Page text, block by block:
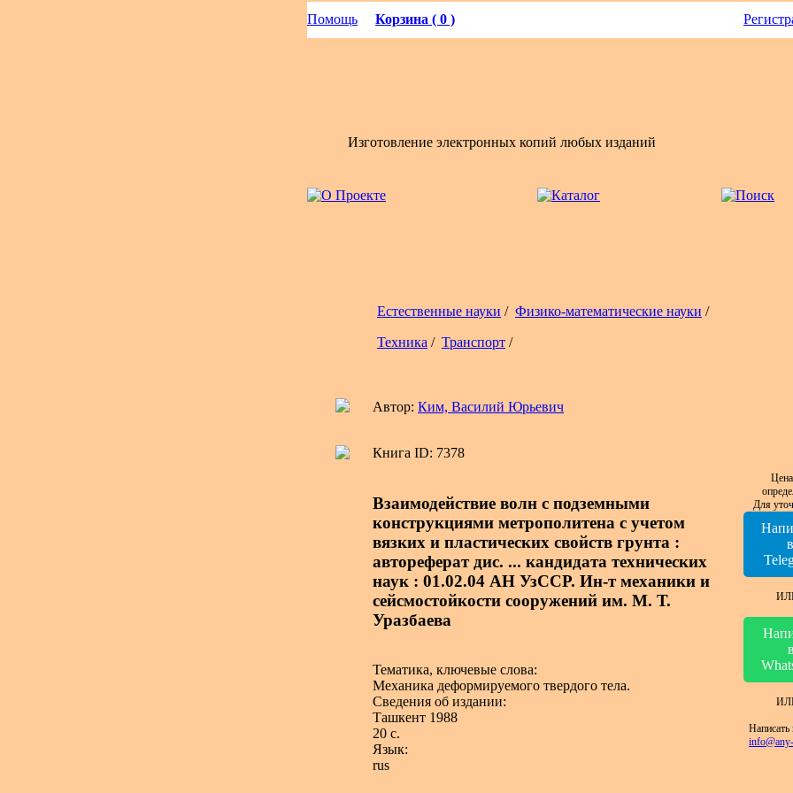
Помощь Корзина ( 0 )
Изготовление электронных копий любых изданий
Естественные науки / Физико-математические науки /
Техника / Транспорт /
Автор: Ким, Василий Юрьевич
Книга ID: 7378
Взаимодействие волн с подземными
конструкциями метрополитена с учетом
вязких и пластических свойств грунта :
автореферат дис. ... кандидата технических
наук : 01.02.04 АН УзССР. Ин-т механики и
сейсмостойкости сооружений им. М. Т.
Уразбаева
Тематика, ключевые слова:
Механика деформируемого твердого тела.
Сведения об издании:
Ташкент 1988
20 с.
Язык:
rus
Для
в
в
Написать